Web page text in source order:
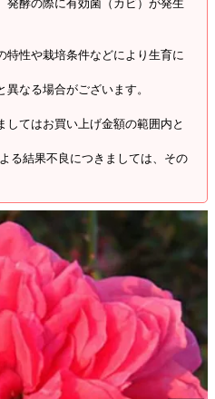
発酵の際に有効菌（カビ）が発生
特性や栽培条件などにより生育に
なる場合がございます。
てはお買い上げ金額の範囲内と
る結果不良につきましては、その